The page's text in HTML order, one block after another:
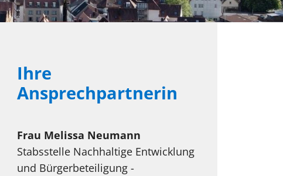
Ihre
Ansprechpartnerin
Frau Melissa Neumann
Stabsstelle Nachhaltige Entwicklung
und Bürgerbeteiligung -